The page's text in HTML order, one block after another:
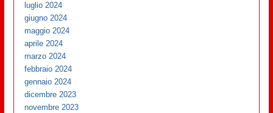
luglio 2024
giugno 2024
maggio 2024
aprile 2024
marzo 2024
febbraio 2024
gennaio 2024
dicembre 2023
novembre 2023